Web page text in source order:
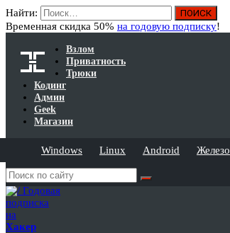
Найти:
Временная скидка 50% на годовую подписку!
Взлом
Приватность
Трюки
Кодинг
Админ
Geek
Магазин
Windows Linux Android Железо
Годовая
подписка
на
Хакер